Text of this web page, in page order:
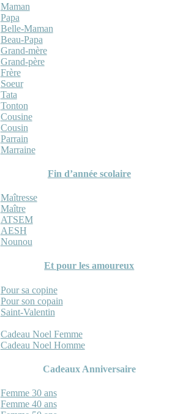
Maman
Papa
Belle-Maman
Beau-Papa
Grand-mère
Grand-père
Frère
Soeur
Tata
Tonton
Cousine
Cousin
Parrain
Marraine
Fin d’année scolaire
Maîtresse
Maître
ATSEM
AESH
Nounou
Et pour les amoureux
Pour sa copine
Pour son copain
Saint-Valentin
Cadeau Noel Femme
Cadeau Noel Homme
Cadeaux Anniversaire
Femme 30 ans
Femme 40 ans